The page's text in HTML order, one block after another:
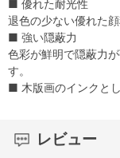
■ 優れた耐光性
退色の少ない優れた
■ 強い隠蔽力
色彩が鮮明で隠蔽力
す。
■ 木版画のインクと
レビュー